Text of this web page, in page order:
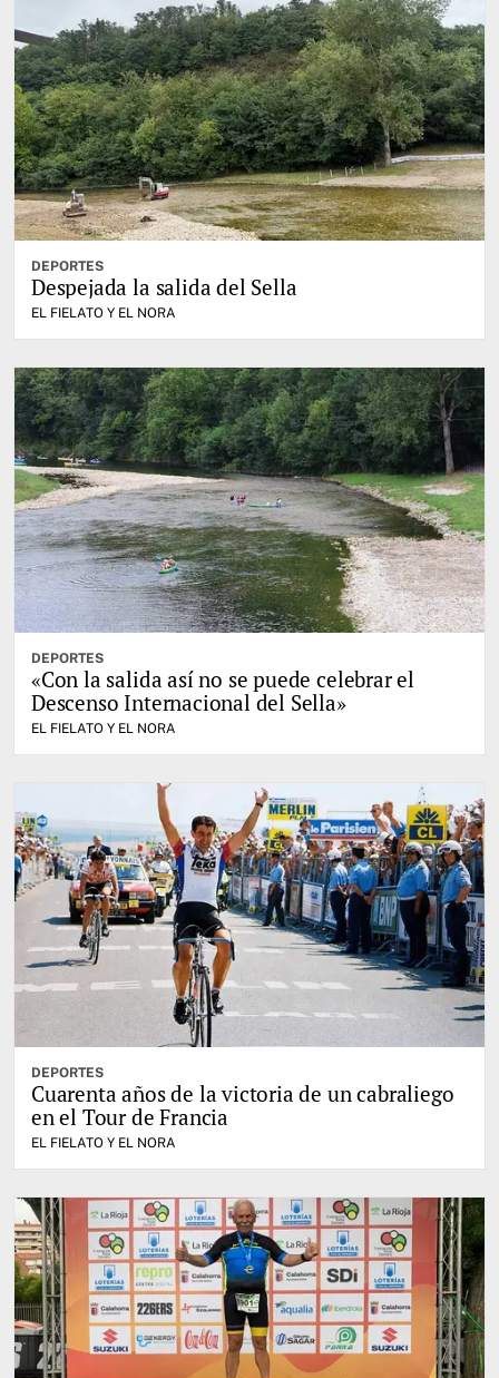
DEPORTES
Despejada la salida del Sella
EL FIELATO Y EL NORA
DEPORTES
«Con la salida así no se puede celebrar el
Descenso Internacional del Sella»
EL FIELATO Y EL NORA
DEPORTES
Cuarenta años de la victoria de un cabraliego
en el Tour de Francia
EL FIELATO Y EL NORA